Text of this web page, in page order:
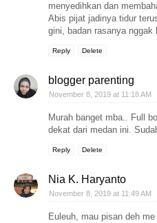
menyedihkan dan
Abis pijat jadinya tidur
gini, badan rasanya nggak
Reply Delete
blogger parenting
November 8, 2019 at 11:18 AM
Murah banget mba.. Full
dekat dari medan ini.
Reply Delete
Nia K. Haryanto
November 8, 2019 at 11:49 AM
Euleuh, mau pisan deh